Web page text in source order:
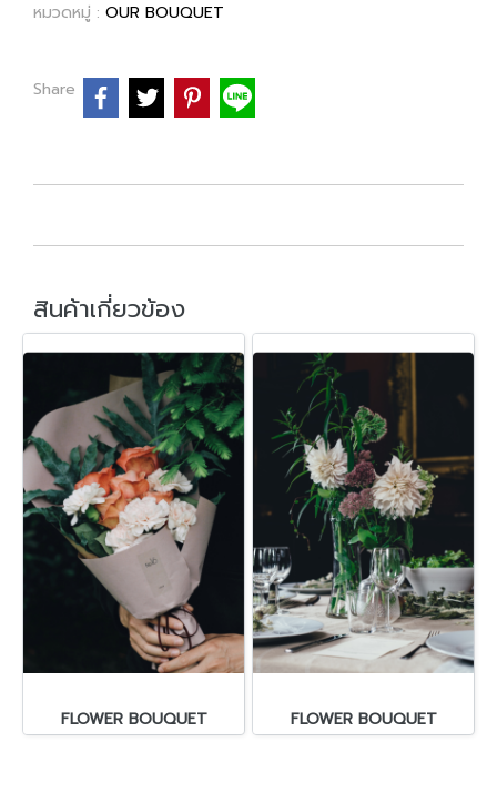
หมวดหมู่ : OUR BOUQUET
Share
สินค้าเกี่ยวข้อง
FLOWER BOUQUET FLOWER BOUQUET